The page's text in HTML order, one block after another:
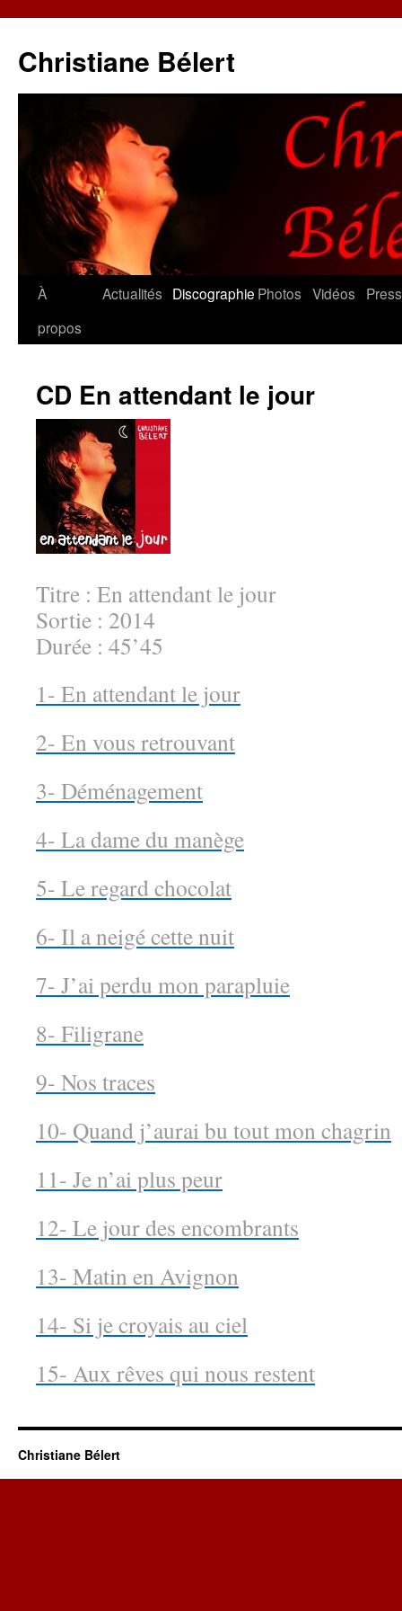
Christiane Bélert
Aller
À
propos
Actualités Discographie Photos Vidéos
CD En attendant le jour
Titre : En attendant le jour
Sortie : 2014
Durée : 45’45
1- En attendant le jour
2- En vous retrouvant
3- Déménagement
4- La dame du manège
5- Le regard chocolat
6- Il a neigé cette nuit
7- J’ai perdu mon parapluie
8- Filigrane
9- Nos traces
10- Quand j’aurai bu tout mon chagrin
11- Je n’ai plus peur
12- Le jour des encombrants
13- Matin en Avignon
14- Si je croyais au ciel
15- Aux rêves qui nous restent
Christiane Bélert